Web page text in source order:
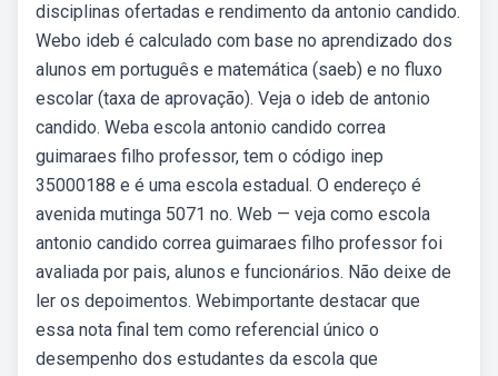
disciplinas ofertadas e rendimento da antonio candido.
Webo ideb é calculado com base no aprendizado dos
alunos em português e matemática (saeb) e no fluxo
escolar (taxa de aprovação). Veja o ideb de antonio
candido. Weba escola antonio candido correa
guimaraes filho professor, tem o código inep
35000188 e é uma escola estadual. O endereço é
avenida mutinga 5071 no. Web — veja como escola
antonio candido correa guimaraes filho professor foi
avaliada por pais, alunos e funcionários. Não deixe de
ler os depoimentos. Webimportante destacar que
essa nota final tem como referencial único o
desempenho dos estudantes da escola que